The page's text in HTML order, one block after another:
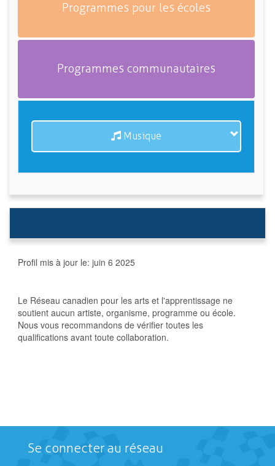
Programmes pour les écoles
Programmes communautaires
Musique
Profil mis à jour le: juin 6 2025
Le Réseau canadien pour les arts et l'apprentissage ne
soutient aucun artiste, organisme, programme ou école.
Nous vous recommandons de vérifier toutes les
qualifications avant toute collaboration.
Se connecter au réseau